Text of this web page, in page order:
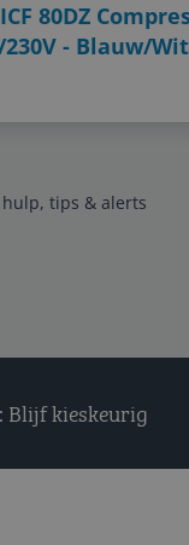
80DZ
230V - Blauw/Wit
tips & alerts
Blijf kieskeurig